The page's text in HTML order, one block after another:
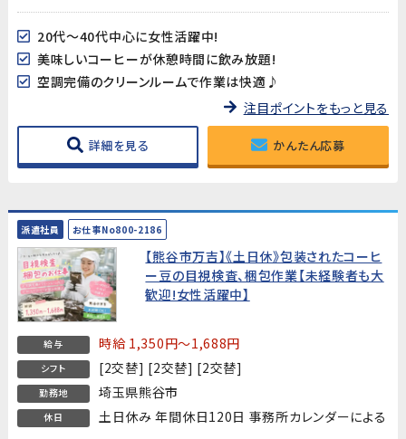
20代～40代中心に女性活躍中!
美味しいコーヒーが休憩時間に飲み放題!
空調完備のクリーンルームで作業は快適♪
注目ポイントをもっと見る
詳細を見る かんたん応募
派遣社員 お仕事No800-2186
【熊谷市万吉】《土日休》包装されたコーヒ
ー豆の目視検査、梱包作業【未経験者も大
歓迎!女性活躍中】
給与 時給 1,350円～1,688円
シフト [2交替] [2交替] [2交替]
勤務地 埼玉県熊谷市
休日 土日休み 年間休日120日 事務所カレンダーによる